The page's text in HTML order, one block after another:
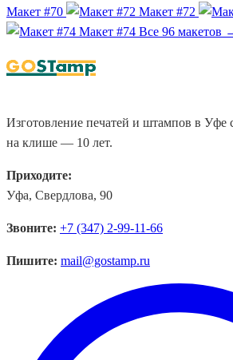
Макет #70
Макет #72
Макет #74 Все 96 макетов
Изготовление печатей и штампов в Уфе
на клише — 10 лет.
Приходите:
Уфа, Свердлова, 90
Звоните: +7 (347) 2-99-11-66
Пишите: mail@gostamp.ru